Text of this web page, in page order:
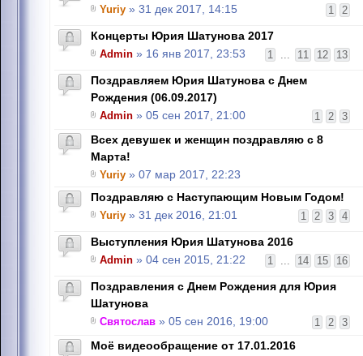
1 2
Yuriy » 31 дек 2017, 14:15
Концерты Юрия Шатунова 2017
1 ... 11 12 13
Admin » 16 янв 2017, 23:53
Поздравляем Юрия Шатунова с Днем
Рождения (06.09.2017)
1 2 3
Admin » 05 сен 2017, 21:00
Всех девушек и женщин поздравляю с 8
Марта!
Yuriy » 07 мар 2017, 22:23
Поздравляю с Наступающим Новым Годом!
1 2 3 4
Yuriy » 31 дек 2016, 21:01
Выступления Юрия Шатунова 2016
1 ... 14 15 16
Admin » 04 сен 2015, 21:22
Поздравления с Днем Рождения для Юрия
Шатунова
1 2 3
Святослав » 05 сен 2016, 19:00
Моё видеообращение от 17.01.2016